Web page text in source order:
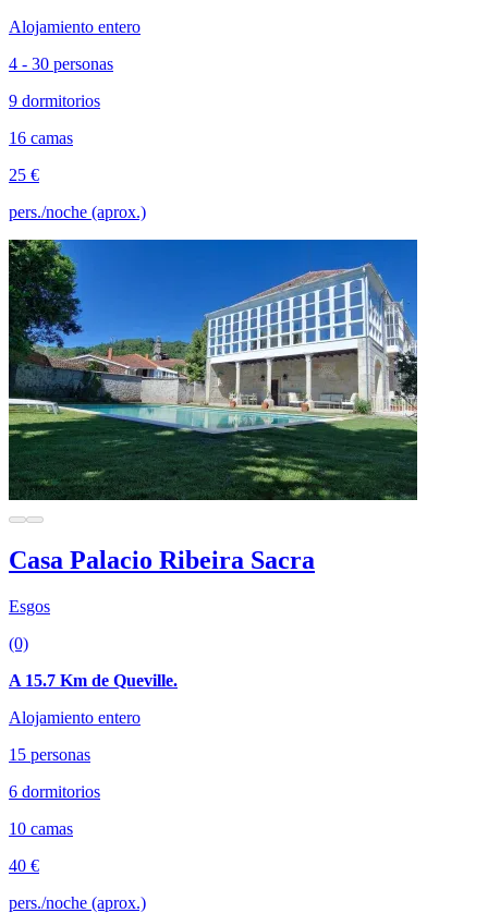
Alojamiento entero
4 - 30 personas
9 dormitorios
16 camas
25 €
pers./noche (aprox.)
Casa Palacio Ribeira Sacra
Esgos
(0)
A 15.7 Km de Queville.
Alojamiento entero
15 personas
6 dormitorios
10 camas
40 €
pers./noche (aprox.)